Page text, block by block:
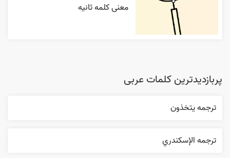
معنی کلمه ثانیه
پربازدیدترین کلمات عربی
ترجمه يتخذون
ترجمه الإسکندري